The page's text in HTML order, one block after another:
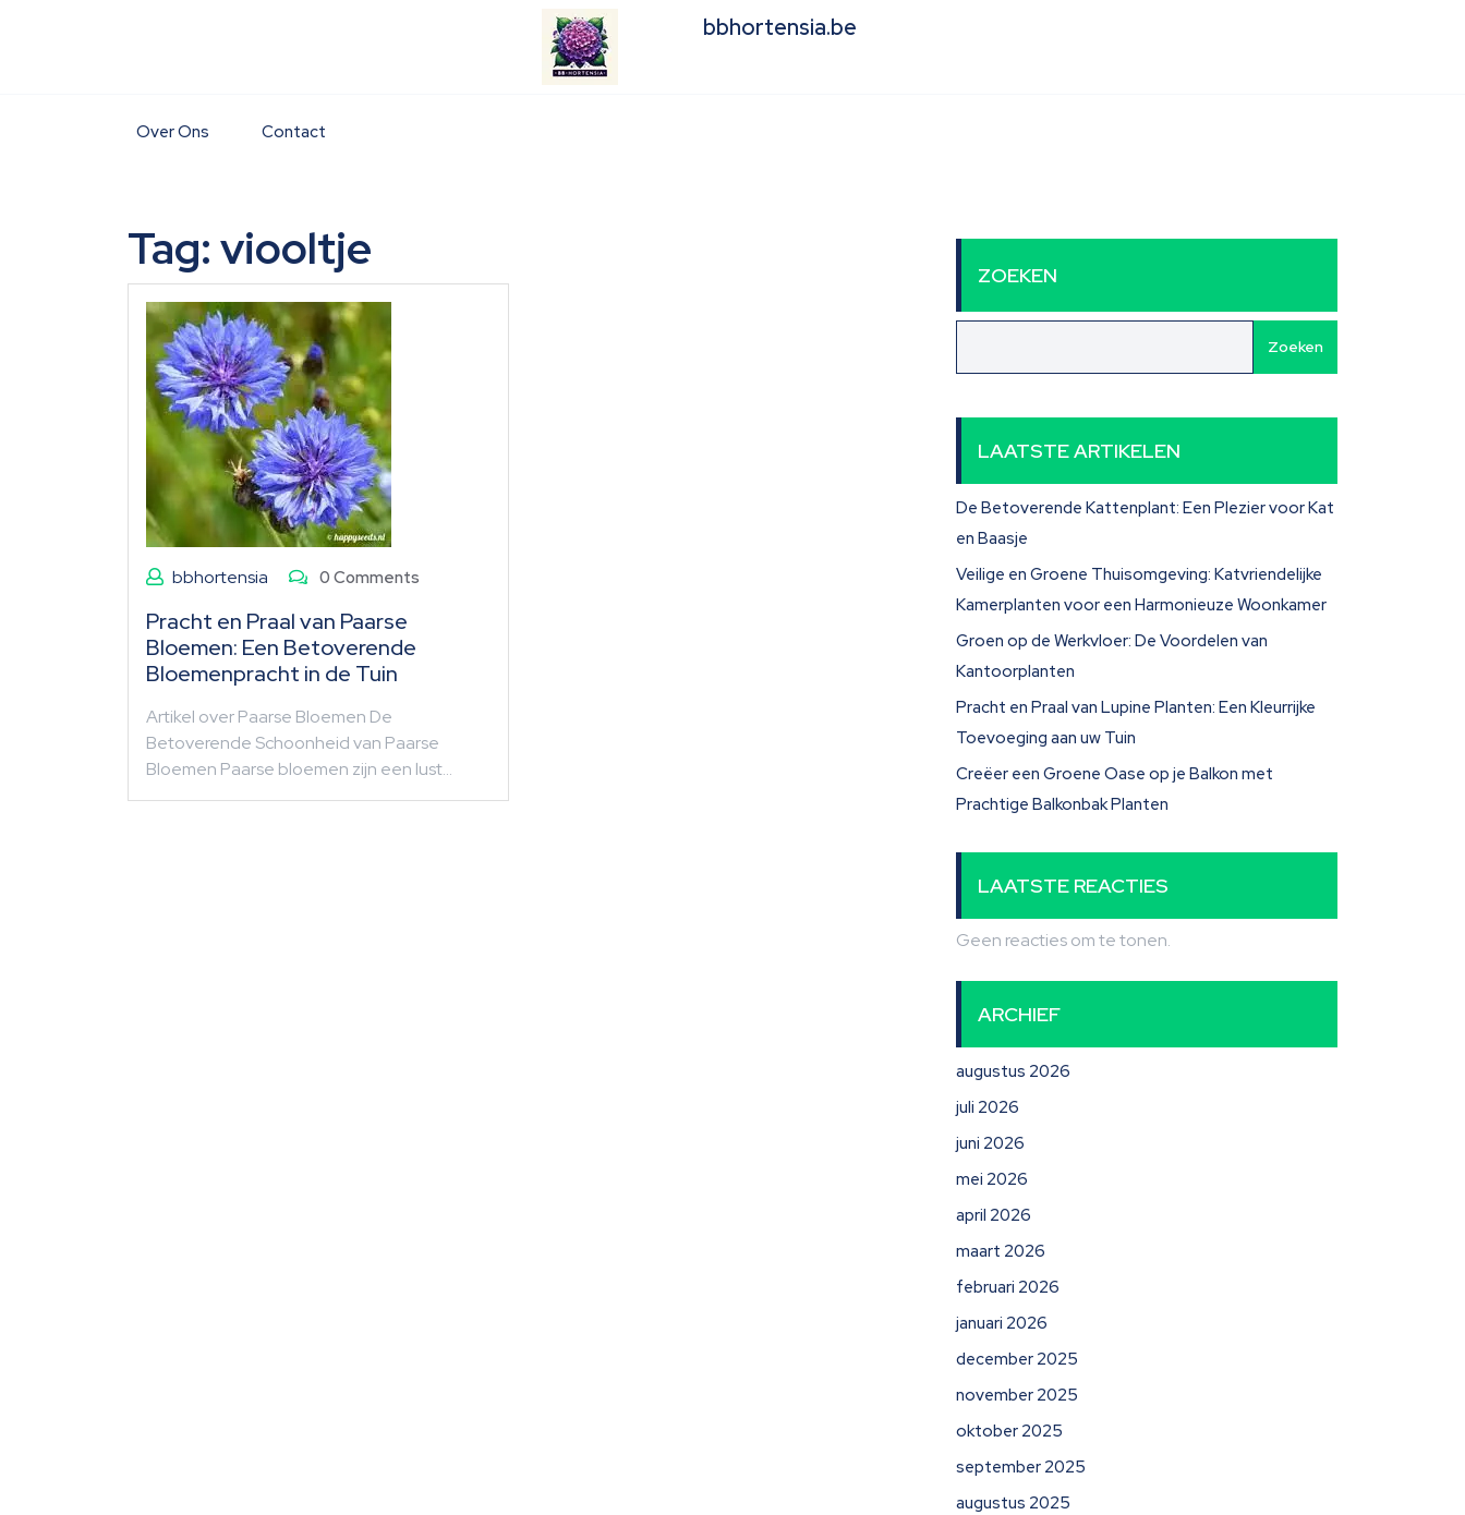
bbhortensia.be
Over Ons Contact
Tag:viooltje
bbhortensia 0 Comments
Pracht en Praal van Paarse
Bloemen: Een Betoverende
Bloemenpracht in de Tuin
Artikel over Paarse Bloemen De
Betoverende Schoonheid van Paarse
Bloemen Paarse bloemen zijn een lust…
ZOEKEN
Zoeken
LAATSTE ARTIKELEN
De Betoverende Kattenplant: Een Plezier voor Kat
en Baasje
Veilige en Groene Thuisomgeving: Katvriendelijke
Kamerplanten voor een Harmonieuze Woonkamer
Groen op de Werkvloer: De Voordelen van
Kantoorplanten
Pracht en Praal van Lupine Planten: Een Kleurrijke
Toevoeging aan uw Tuin
Creëer een Groene Oase op je Balkon met
Prachtige Balkonbak Planten
LAATSTE REACTIES
Geen reacties om te tonen.
ARCHIEF
augustus 2026
juli 2026
juni 2026
mei 2026
april 2026
maart 2026
februari 2026
januari 2026
december 2025
november 2025
oktober 2025
september 2025
augustus 2025